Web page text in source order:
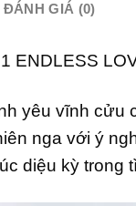
ĐÁNH GIÁ (0)
ENDLESS
yêu vĩnh cửu
nga với ý
diệu kỳ trong